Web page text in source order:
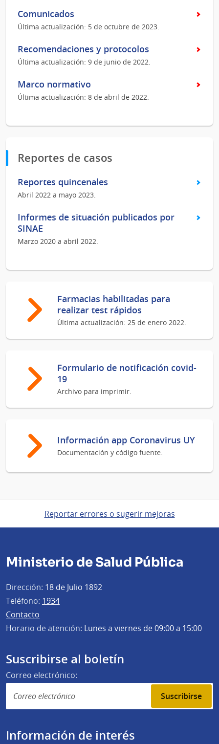
Comunicados
Última actualización: 5 de octubre de 2023.
Recomendaciones y protocolos
Última actualización: 9 de junio de 2022.
Marco normativo
Última actualización: 8 de abril de 2022.
Reportes de casos
Reportes quincenales
Abril 2022 a mayo 2023.
Informes de situación publicados por
SINAE
Marzo 2020 a abril 2022.
Farmacias habilitadas para
realizar test rápidos
Última actualización: 25 de enero 2022.
Formulario de notificación covid-
19
Archivo para imprimir.
Información app Coronavirus UY
Documentación y código fuente.
Reportar errores o sugerir mejoras
Ministerio de Salud Pública
Dirección: 18 de Julio 1892
Teléfono: 1934
Contacto
Horario de atención: Lunes a viernes de 09:00 a 15:00
Suscribirse al boletín
Correo electrónico:
Suscribirse
Información de interés